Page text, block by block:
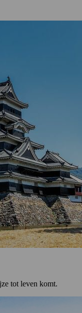
tot leven komt.